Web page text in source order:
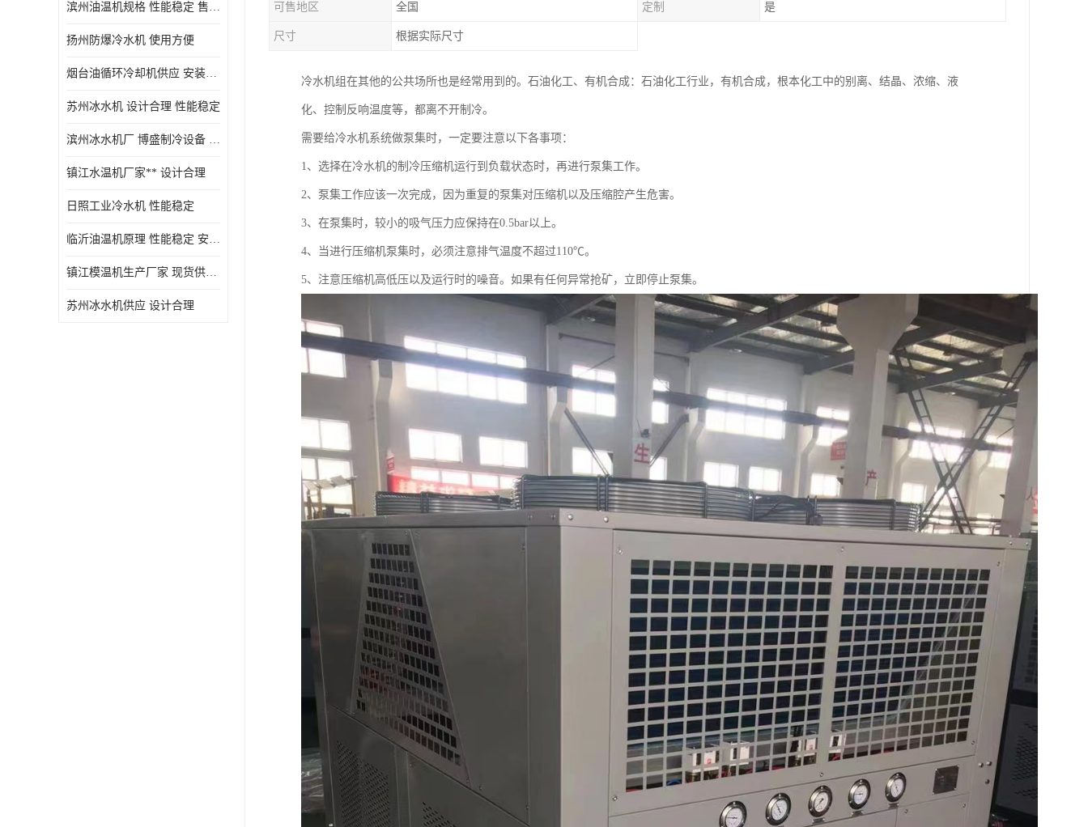
油冷却机厂家
滨州油温机规格 性能稳定 售后方便
扬州防爆冷水机 使用方便
烟台油循环冷却机供应 安装方便
苏州冰水机 设计合理 性能稳定
滨州冰水机厂 博盛制冷设备 安装方便
镇江水温机厂家** 设计合理
日照工业冷水机 性能稳定
临沂油温机原理 性能稳定 安装方便
镇江模温机生产厂家 现货供应 售后保障
苏州冰水机供应 设计合理
可售地区 全国 定制 是
尺寸 根据实际尺寸
冷水机组在其他的公共场所也是经常用到的。石油化工、有机合成：石油化工行业，有机合成，根本化工中的别离、结晶、浓缩、液
化、控制反响温度等，都离不开制冷。
需要给冷水机系统做泵集时，一定要注意以下各事项：
1、选择在冷水机的制冷压缩机运行到负载状态时，再进行泵集工作。
2、泵集工作应该一次完成，因为重复的泵集对压缩机以及压缩腔产生危害。
3、在泵集时，较小的吸气压力应保持在0.5bar以上。
4、当进行压缩机泵集时，必须注意排气温度不超过110℃。
5、注意压缩机高低压以及运行时的噪音。如果有任何异常抢矿，立即停止泵集。